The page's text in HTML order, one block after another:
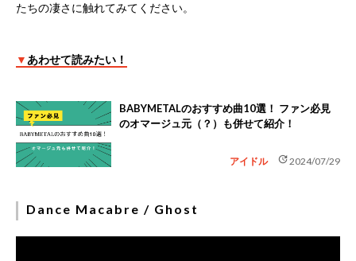
たちの凄さに触れてみてください。
▼ あわせて読みたい！
BABYMETALのおすすめ曲10選！ ファン必見
のオマージュ元（？）も併せて紹介！
アイドル update2024/07/29
Dance Macabre / Ghost